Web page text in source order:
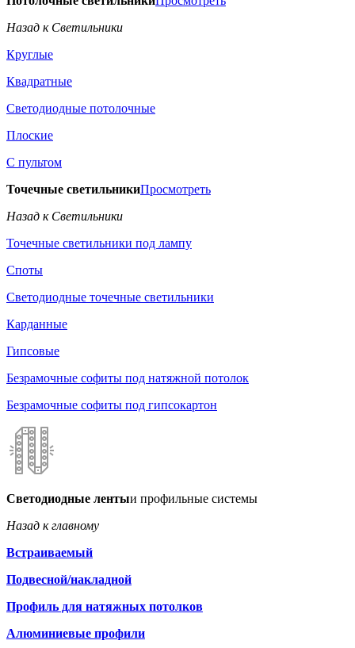
Назад к Светильники
Круглые
Квадратные
Светодиодные потолочные
Плоские
С пультом
Точечные светильникиПросмотреть
Назад к Светильники
Точечные светильники под лампу
Споты
Светодиодные точечные светильники
Карданные
Гипсовые
Безрамочные софиты под натяжной потолок
Безрамочные софиты под гипсокартон
Светодиодные лентыи профильные системы
Назад к главному
Встраиваемый
Подвесной/накладной
Профиль для натяжных потолков
Алюминиевые профили